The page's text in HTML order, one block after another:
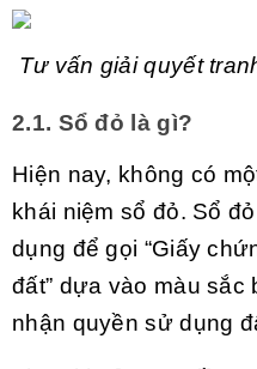
Tư vấn giải quyết
2.1. Sổ đỏ là gì?
Hiện nay, không có
khái niệm sổ đỏ. Sổ
dụng để gọi “Giấy
đất” dựa vào màu
nhận quyền sử dụng